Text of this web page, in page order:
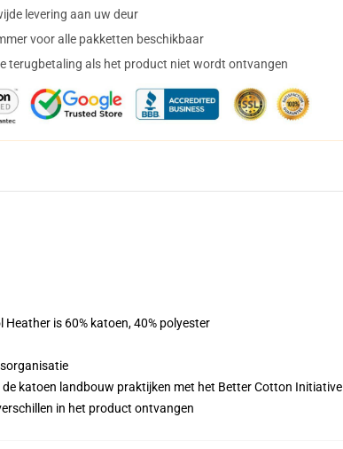
levering aan uw deur
voor alle pakketten beschikbaar
terugbetaling als het product niet wordt ontvangen
is 60% katoen, 40% polyester
katoen landbouw praktijken met het Better Cotton Initiative
in het product ontvangen